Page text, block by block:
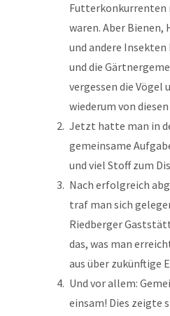
Futterkonkurrenten
waren. Aber
und andere
und die
vergessen die Vögel
wiederum von
Jetzt hatte man in
gemeinsame
und viel Stoff zum
Nach erfolgreich
traf man sich
Riedberger
das, was man
aus über zukünftige
Und vor allem:
einsam! Dies zeigte